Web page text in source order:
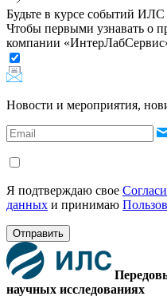
Будьте в курсе событий ИЛС
Чтобы первыми узнавать о
компании
Новости и мероприятия,
Я подтверждаю свое
данных и принимаю
Отправить
научных исследованиях